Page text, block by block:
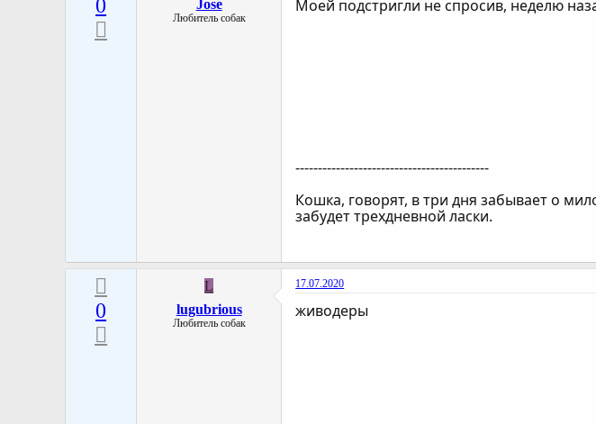
0
Jose
Любитель собак
Моей подстригли не спросив, неделю
-------------------------------------------
Кошка, говорят, в три дня забывает о
забудет трехдневной ласки.
0
L
lugubrious
Любитель собак
17.07.2020
живодеры